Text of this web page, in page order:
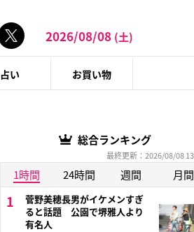
2026/08/08 (土)
占い お買い物
総合ランキング
最終更新：2026/08/08
1時間 24時間 週間 月間
菅野美穂長男がイケメンすぎ
ると話題 公園で堺雅人より
有名人